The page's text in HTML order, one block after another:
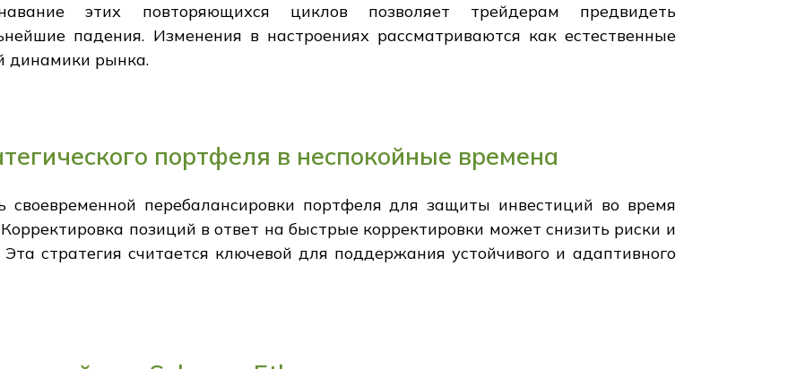
этих повторяющихся циклов позволяет трейдерам предвидеть
падения. Изменения в настроениях рассматриваются как естественные
динамики рынка.
портфеля в неспокойные времена
своевременной перебалансировки портфеля для защиты инвестиций во время
позиций в ответ на быстрые корректировки может снизить риски и
стратегия считается ключевой для поддержания устойчивого и адаптивного